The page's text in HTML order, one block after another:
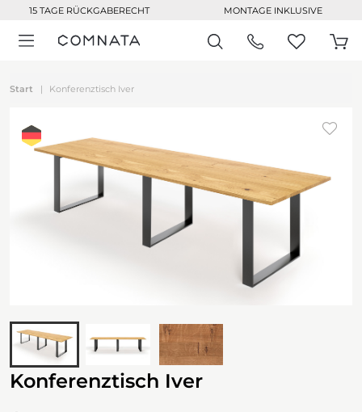
15 TAGE RÜCKGABERECHT MONTAGE INKLUSIVE
Start Konferenztisch Iver
Konferenztisch Iver